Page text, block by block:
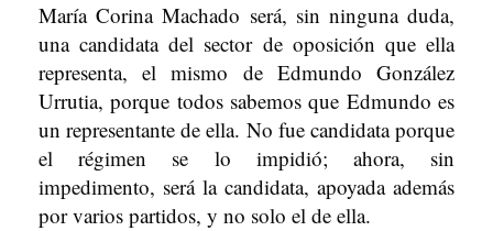
María Corina Machado será, sin ninguna duda,
una candidata del sector de oposición que ella
representa, el mismo de Edmundo González
Urrutia, porque todos sabemos que Edmundo es
un representante de ella. No fue candidata porque
el régimen se lo impidió; ahora, sin
impedimento, será la candidata, apoyada además
por varios partidos, y no solo el de ella.